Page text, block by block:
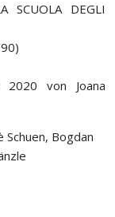
SCUOLA DEGLI
2020 von Joana
Schuen, Bogdan